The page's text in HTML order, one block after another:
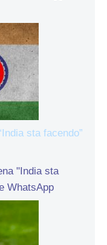
sta facendo”
"India sta
WhatsApp